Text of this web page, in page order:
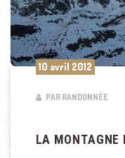
10 avril 2012
PAR RANDONNÉE
LA MONTAGNE